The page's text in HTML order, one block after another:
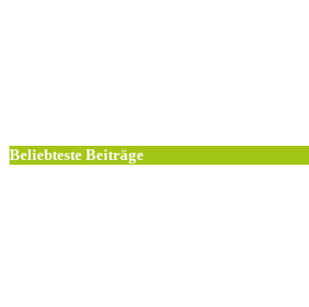
Beliebteste Beiträge